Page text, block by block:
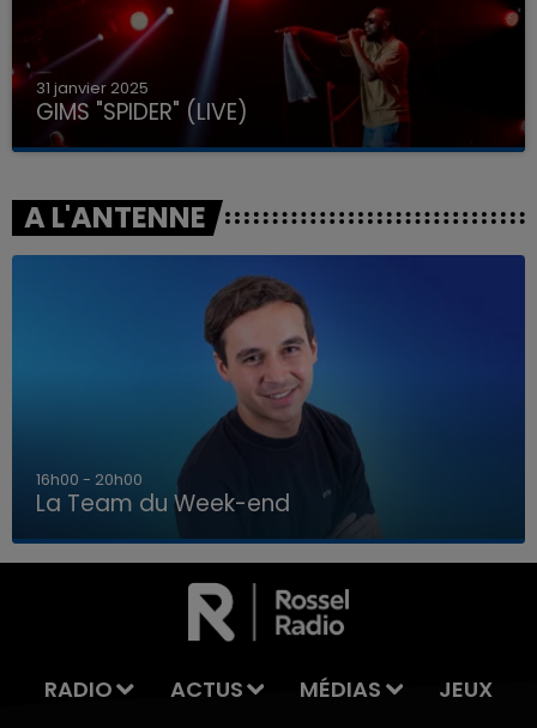
LA TEAM DU WEEK-END
31 janvier 2025
GIMS "SPIDER" (LIVE)
A L'ANTENNE
7h00 - 12h00
La Team du Week-end
RADIO ACTUS MÉDIAS JEUX